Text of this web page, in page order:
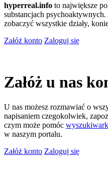
hyperreal.info to największe
substancjach
zobaczyć wszystkie działy,
Załóż konto Zaloguj się
Załóż u nas
U nas możesz rozmawiać o
napisaniem czegokolwiek,
czym może pomóc
w naszym portalu.
Załóż konto Zaloguj się